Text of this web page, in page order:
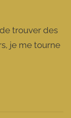
trouver des
je me tourne